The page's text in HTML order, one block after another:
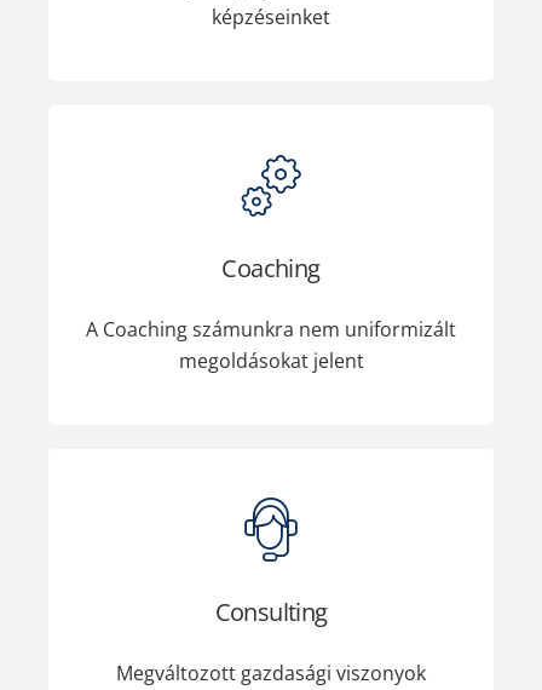
képzéseinket
Coaching
A Coaching számunkra nem uniformizált
megoldásokat jelent
Consulting
Megváltozott gazdasági viszonyok